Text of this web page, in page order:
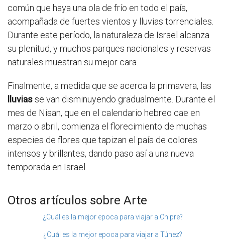
común que haya una ola de frío en todo el país,
acompañada de fuertes vientos y lluvias torrenciales.
Durante este período, la naturaleza de Israel alcanza
su plenitud, y muchos parques nacionales y reservas
naturales muestran su mejor cara.
Finalmente, a medida que se acerca la primavera, las
lluviasse van disminuyendo gradualmente. Durante el
mes de Nisan, que en el calendario hebreo cae en
marzo o abril, comienza el florecimiento de muchas
especies de flores que tapizan el país de colores
intensos y brillantes, dando paso así a una nueva
temporada en Israel.
Otros artículos sobre Arte
¿Cuál es la mejor epoca para viajar a Chipre?
¿Cuál es la mejor epoca para viajar a Túnez?